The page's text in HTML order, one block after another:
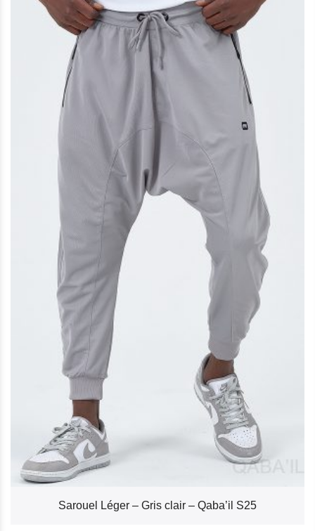
Sarouel Léger – Gris clair – Qaba’il S25